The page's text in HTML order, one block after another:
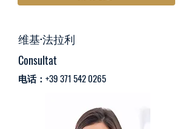
维基·法拉利
Consultat
电话：+39371 542 0265